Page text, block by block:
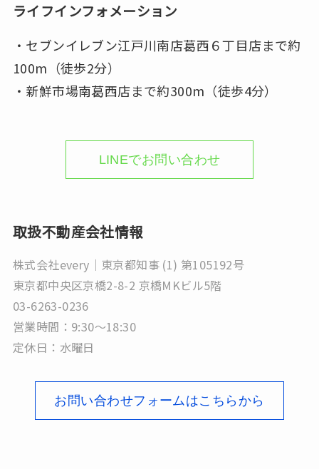
ライフインフォメーション
・セブンイレブン江戸川南店葛西６丁目店まで約
100m（徒歩2分）
・新鮮市場南葛西店まで約300m（徒歩4分）
LINEでお問い合わせ
取扱不動産会社情報
株式会社every｜東京都知事 (1) 第105192号
東京都中央区京橋2-8-2 京橋MKビル5階
03-6263-0236
営業時間：9:30～18:30
定休日：水曜日
お問い合わせフォームはこちらから